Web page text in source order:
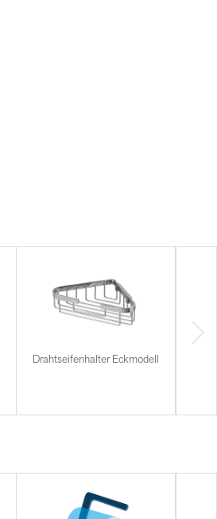
Drahtseifenhalter Eckmodell